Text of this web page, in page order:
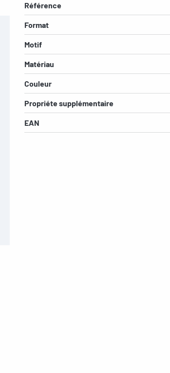
Référence
Format
Motif
Matériau
Couleur
Propriéte supplémentaire
EAN